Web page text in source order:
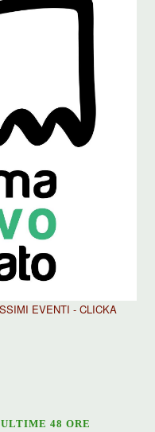
EVENTI - CLICKA
48 ORE